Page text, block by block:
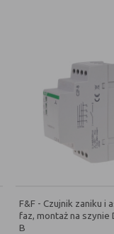
F&F - Czujnik zaniku i
faz, montaż na szynie
B